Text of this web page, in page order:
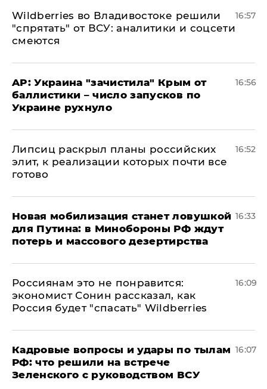
Wildberries во Владивостоке решили
"спрятать" от ВСУ: аналитики и соцсети
смеются
16:57
AP: Украина "зачистила" Крым от
баллистики – число запусков по
Украине рухнуло
16:56
Липсиц раскрыл планы российских
элит, к реализации которых почти все
готово
16:52
​Новая мобилизация станет ловушкой
для Путина: в Минобороны РФ ждут
потерь и массового дезертирства
16:33
Россиянам это не понравится:
экономист Сонин рассказал, как
Россия будет "спасать" Wildberries
16:09
Кадровые вопросы и удары по тылам
РФ: что решили на встрече
Зеленского с руководством ВСУ
16:07